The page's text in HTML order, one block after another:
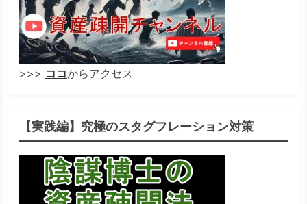
>>> ココからアクセス
【実践編】究極のスタグフレーション対策